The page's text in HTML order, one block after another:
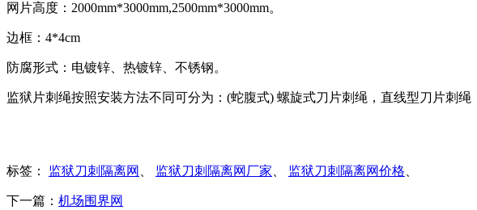
网片高度：2000mm*3000mm,2500mm*3000mm。
边框：4*4cm
防腐形式：电镀锌、热镀锌、不锈钢。
监狱片刺绳按照安装方法不同可分为：(蛇腹式) 螺旋式刀片刺绳，直线型刀片刺
标签： 监狱刀刺隔离网 监狱刀刺隔离网厂家 监狱刀刺隔离网价格
下一篇： 机场围界网